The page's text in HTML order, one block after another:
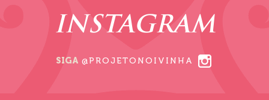
INSTAGRAM
SIGA @PROJETONOIVINHA